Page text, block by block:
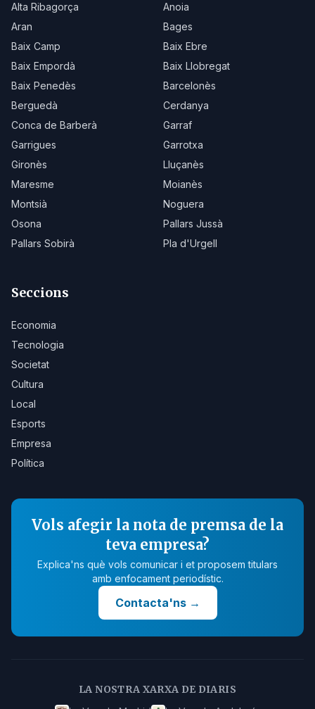
Alta Ribagorça
Anoia
Aran
Bages
Baix Camp
Baix Ebre
Baix Empordà
Baix Llobregat
Baix Penedès
Barcelonès
Berguedà
Cerdanya
Conca de Barberà
Garraf
Garrigues
Garrotxa
Gironès
Lluçanès
Maresme
Moianès
Montsià
Noguera
Osona
Pallars Jussà
Pallars Sobirà
Pla d'Urgell
Seccions
Economia
Tecnologia
Societat
Cultura
Local
Esports
Empresa
Política
Vols afegir la nota de premsa de la
teva empresa?
Explica'ns què vols comunicar i et proposem titulars
amb enfocament periodístic.
Contacta'ns→
LA NOSTRA XARXA DE DIARIS